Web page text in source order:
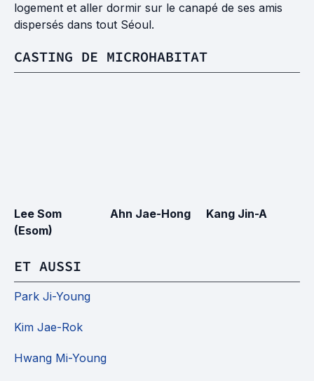
logement et aller dormir sur le canapé de ses amis
dispersés dans tout Séoul.
CASTING DE MICROHABITAT
Lee Som
(Esom)
Ahn Jae-Hong Kang Jin-A
ET AUSSI
Park Ji-Young
Kim Jae-Rok
Hwang Mi-Young